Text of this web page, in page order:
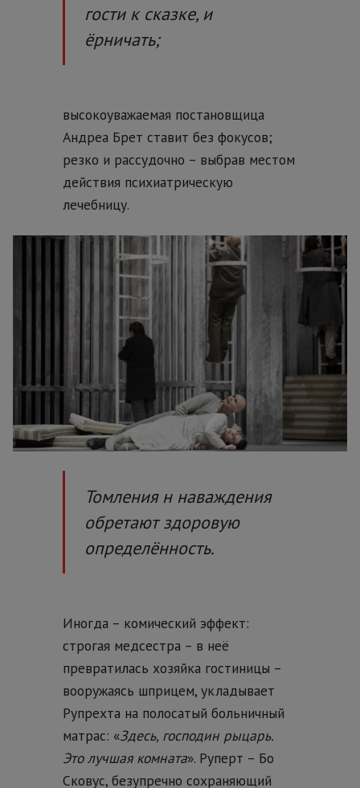
гости к сказке, и
ёрничать;
высокоуважаемая постановщица
Андреа Брет ставит без фокусов;
резко и рассудочно – выбрав местом
действия психиатрическую
лечебницу.
Томления н наваждения
обретают здоровую
определённость.
Иногда – комический эффект:
строгая медсестра – в неё
превратилась хозяйка гостиницы –
вооружаясь шприцем, укладывает
Рупрехта на полосатый больничный
матрас: «Здесь, господин рыцарь.
Это лучшая комната». Руперт – Бо
Сковус, безупречно сохраняющий